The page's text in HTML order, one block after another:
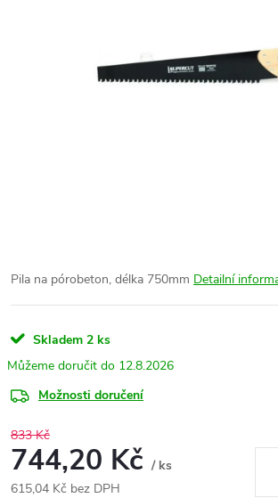
Pila na pórobeton, délka 750mm Detailní
Skladem 2 ks
12.8.2026
Možnosti doručení
833 Kč
744,20 Kč / ks
615,04 Kč bez DPH